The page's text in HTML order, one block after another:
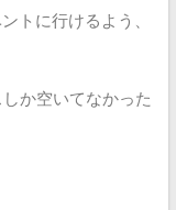
トに行けるよう、
か空いてなかった